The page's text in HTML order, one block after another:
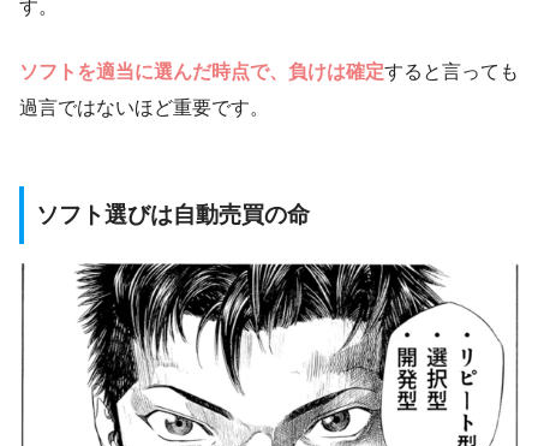
す。
ソフトを適当に選んだ時点で、負けは確定すると言っても
過言ではないほど重要です。
ソフト選びは自動売買の命